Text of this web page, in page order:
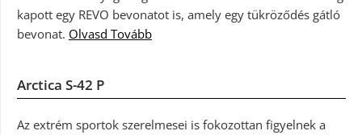
kapott egy REVO bevonatot is, amely egy tükröződés gátló
bevonat. Olvasd Tovább
Arctica S-42 P
Az extrém sportok szerelmesei is fokozottan figyelnek a